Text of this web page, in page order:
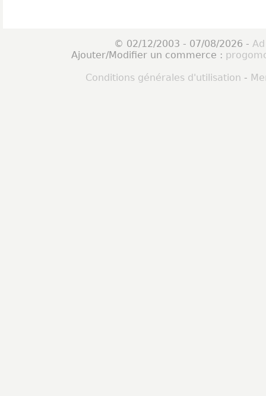
© 02/12/2003 - 07/08/2026 -
Ajouter/Modifier un commerce :
Conditions générales d'utilisation -